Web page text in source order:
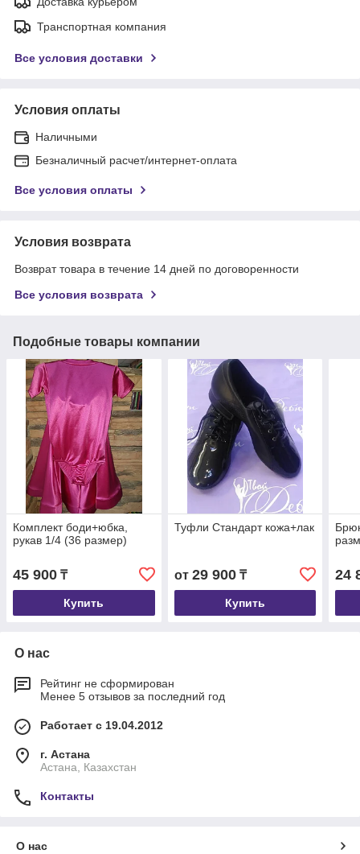
Транспортная компания
Все условия доставки
Условия оплаты
Наличными
Безналичный расчет/интернет-оплата
Все условия оплаты
Условия возврата
Возврат товара в течение 14 дней по договоренности
Все условия возврата
Подобные товары компании
Комплект боди+юбка,
рукав 1/4 (36 размер)
45 900 ₸
Купить
Туфли Стандарт кожа+лак
от 29 900₸
Купить
24
О нас
Рейтинг не сформирован
Менее 5 отзывов за последний год
Работает с 19.04.2012
г. Астана
Астана, Казахстан
Контакты
О нас